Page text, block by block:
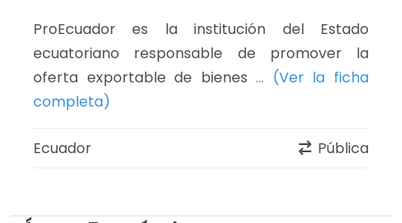
es la institución del Estado
responsable de promover la
de bienes… (Ver la ficha
El Ministerio de
institución
dirigir, regular…